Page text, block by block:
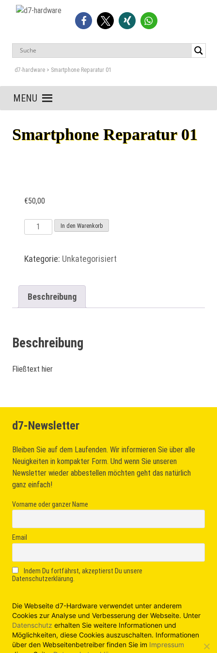
Liebigstraße 2 – 65428 Rüsselsheim
d7-hardware > Smartphone Reparatur 01
MENU
Smartphone Reparatur 01
€50,00
Smartphone
Menge
In den Warenkorb
Kategorie: Unkategorisiert
Beschreibung
Beschreibung
Fließtext hier
d7-Newsletter
Bleiben Sie auf dem Laufenden. Wir informieren Sie über alle
Neuigkeiten in kompakter Form. Und wenn Sie unseren
Newsletter wieder abbestellen möchten geht das natürlich
ganz einfach!
Vorname oder ganzer Name
Email
Indem Du fortfährst, akzeptierst Du unsere
Datenschutzerklärung.
Impressum|Haftungsausschluss |Datenschutz
Die Webseite d7-Hardware verwendet unter anderem
Cookies zur Analyse und Verbesserung der Webseite. Unter
Datenschutz erhalten Sie weitere Informationen und
Möglichkeiten, diese Cookies auszuschalten. Informationen
über den Webseitenbetreiber finden Sie im Impressum